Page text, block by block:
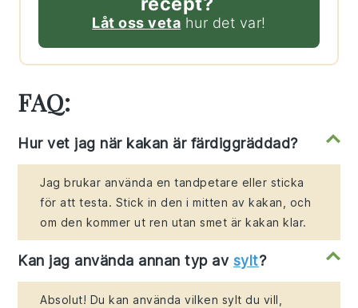
Låt oss veta hur det var!
FAQ:
Hur vet jag när kakan är färdiggräddad?
Jag brukar använda en tandpetare eller sticka
för att testa. Stick in den i mitten av kakan, och
om den kommer ut ren utan smet är kakan klar.
Kan jag använda annan typ av sylt?
Absolut! Du kan använda vilken sylt du vill,